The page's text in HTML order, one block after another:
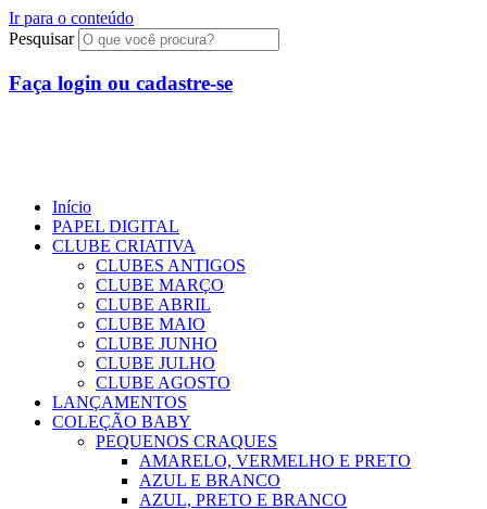
Ir para o conteúdo
Pesquisar
Faça login ou cadastre-se
Início
PAPEL DIGITAL
CLUBE CRIATIVA
CLUBES ANTIGOS
CLUBE MARÇO
CLUBE ABRIL
CLUBE MAIO
CLUBE JUNHO
CLUBE JULHO
CLUBE AGOSTO
LANÇAMENTOS
COLEÇÃO BABY
PEQUENOS CRAQUES
AMARELO, VERMELHO E PRETO
AZUL E BRANCO
AZUL, PRETO E BRANCO